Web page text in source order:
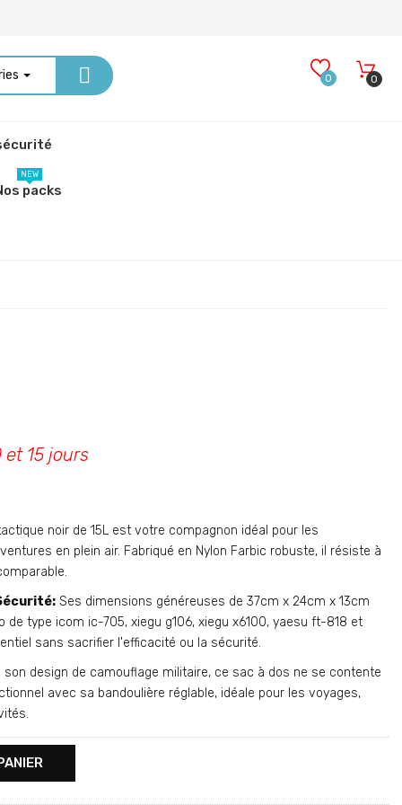
0 0
packs
NEW
15 jours
noir de 15L est votre compagnon idéal pour les
en plein air. Fabriqué en Nylon Farbic robuste, il résiste à
Ses dimensions généreuses de 37cm x 24cm x 13cm
type icom ic-705, xiegu g106, xiegu x6100, yaesu ft-818 et
sans sacrifier l'efficacité ou la sécurité.
design de camouflage militaire, ce sac à dos ne se contente
avec sa bandoulière réglable, idéale pour les voyages,